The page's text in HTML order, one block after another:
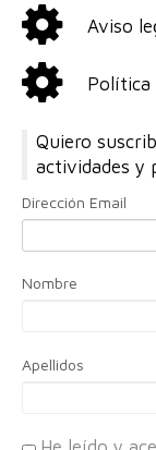
Aviso
Política
Quiero
actividades y
Dirección Email
Nombre
Apellidos